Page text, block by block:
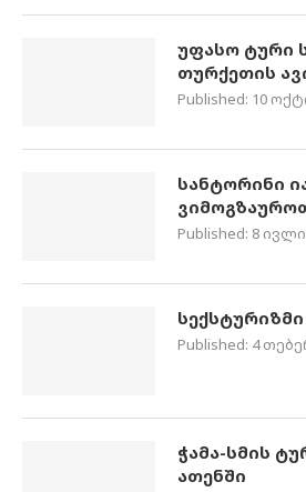
უფასო ტური
თურქეთის
Published: 10
სანტორინი
Published: 8
Published: 4
ჭამა-სმის
ათენში